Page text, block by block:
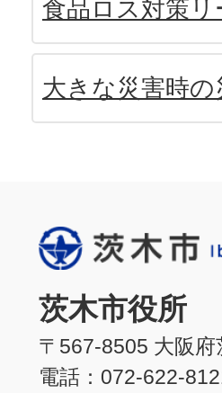
食品ロス対策
大きな災害時
茨木市役所
〒567-8505 大阪
電話：072-622-